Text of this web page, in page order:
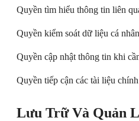
Quyền tìm hiểu thông tin liên
Quyền kiểm soát dữ liệu cá
Quyền cập nhật thông tin khi
Quyền tiếp cận các tài liệu
Lưu Trữ Và Quản